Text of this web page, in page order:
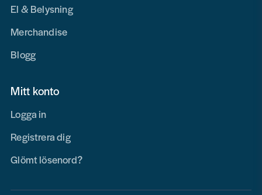
El & Belysning
Merchandise
Blogg
Mitt konto
Logga in
Registrera dig
Glömt lösenord?